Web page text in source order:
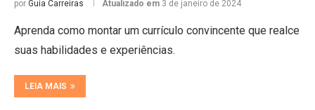
por Guia Carreiras Atualizado em 3 de janeiro de 2024
Aprenda como montar um currículo convincente que realce
suas habilidades e experiências.
LEIA MAIS